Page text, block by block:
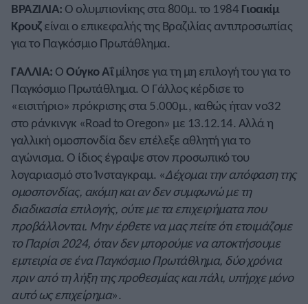
ΒΡΑΖΙΛΙΑ: Ο ολυμπιονίκης στα 800μ. το 1984 Γιοακίμ
Κρουζείναι ο επικεφαλής της Βραζιλίας αντιπροσωπίας
για το Παγκόσμιο Πρωτάθλημα.
ΓΑΛΛΙΑ: ΟΟύγκο Αΐμίλησε για τη μη επιλογή του για το
Παγκόσμιο Πρωτάθλημα. Ο Γάλλος κέρδισε το
«εισιτήριο» πρόκρισης στα 5.000μ., καθώς ήταν νο32
στο ράνκινγκ «Road to Oregon» με 13.12.14. Αλλά η
γαλλική ομοσπονδία δεν επέλεξε αθλητή για το
αγώνισμα. Ο ίδιος έγραψε στον προσωπικό του
λογαριασμό στο Ίνσταγκραμ. «Δέχομαι την απόφαση της
ομοσπονδίας, ακόμη και αν δεν συμφωνώ με τη
διαδικασία επιλογής, ούτε με τα επιχειρήματα που
προβάλλονται. Μην έρθετε να μας πείτε ότι ετοιμάζομε
το Παρίσι 2024, όταν δεν μπορούμε να αποκτήσουμε
εμπειρία σε ένα Παγκόσμιο Πρωτάθλημα, δύο χρόνια
πριν από τη λήξη της προθεσμίας και πάλι, υπήρχε μόνο
αυτό ως επιχείρημα».